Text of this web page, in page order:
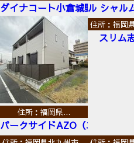
ダイナコート小倉城野ル シャル
住所：福岡県…
パークサイドAZO（エーゼット
住所：福岡
スリム